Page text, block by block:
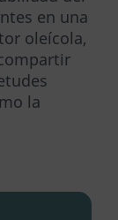
en una
oleícola,
la